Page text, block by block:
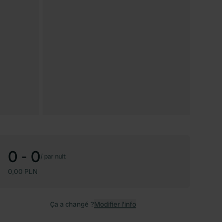
0 - 0/ par nuit
0,00 PLN
Ça a changé ?Modifier l’info